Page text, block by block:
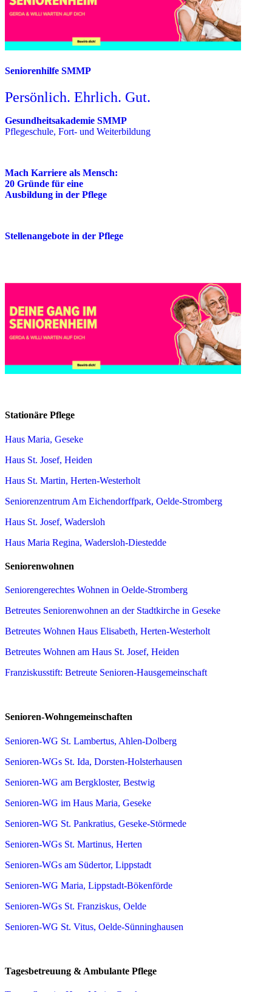
Seniorenhilfe SMMP
Persönlich. Ehrlich. Gut.
Gesundheitsakademie SMMP
Pflegeschule, Fort- und Weiterbildung
Mach Karriere als Mensch:
20 Gründe für eine
Ausbildung in der Pflege
Stellenangebote in der Pflege
Stationäre Pflege
Haus Maria, Geseke
Haus St. Josef, Heiden
Haus St. Martin, Herten-Westerholt
Seniorenzentrum Am Eichendorffpark, Oelde-Stromberg
Haus St. Josef, Wadersloh
Haus Maria Regina, Wadersloh-Diestedde
Seniorenwohnen
Seniorengerechtes Wohnen in Oelde-Stromberg
Betreutes Seniorenwohnen an der Stadtkirche in Geseke
Betreutes Wohnen Haus Elisabeth, Herten-Westerholt
Betreutes Wohnen am Haus St. Josef, Heiden
Franziskusstift: Betreute Senioren-Hausgemeinschaft
Senioren-Wohngemeinschaften
Senioren-WG St. Lambertus, Ahlen-Dolberg
Senioren-WGs St. Ida, Dorsten-Holsterhausen
Senioren-WG am Bergkloster, Bestwig
Senioren-WG im Haus Maria, Geseke
Senioren-WG St. Pankratius, Geseke-Störmede
Senioren-WGs St. Martinus, Herten
Senioren-WGs am Südertor, Lippstadt
Senioren-WG Maria, Lippstadt-Bökenförde
Senioren-WGs St. Franziskus, Oelde
Senioren-WG St. Vitus, Oelde-Sünninghausen
Tagesbetreuung & Ambulante Pflege